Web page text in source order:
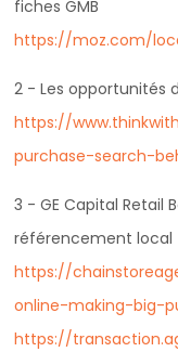
fiches GMB
https://moz.com/
2 - Les opportunités
https://
purchase-search-
3 - GE Capital Retail
référencement local
https://
online-making-big-
https://